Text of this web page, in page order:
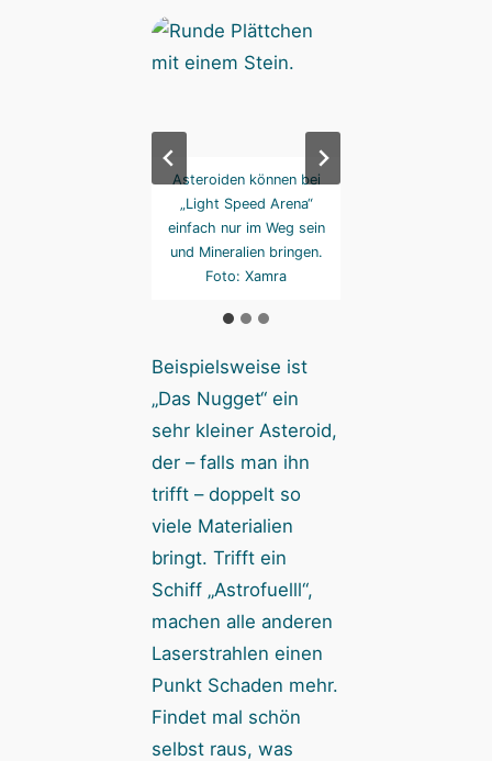
Asteroiden können bei
„Light Speed Arena“
einfach nur im Weg sein
und Mineralien bringen.
Foto: Xamra
Beispielsweise ist
„Das Nugget“ ein
sehr kleiner Asteroid,
der – falls man ihn
trifft – doppelt so
viele Materialien
bringt. Trifft ein
Schiff „Astrofuelll“,
machen alle anderen
Laserstrahlen einen
Punkt Schaden mehr.
Findet mal schön
selbst raus, was